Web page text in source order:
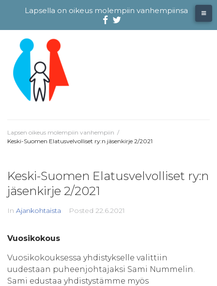
content
Lapsella on oikeus molempiin vanhempiinsa
Facebook
@evliitto
Lapsen oikeus molempiin vanhempiin /
Keski-Suomen Elatusvelvolliset ry:n jäsenkirje 2/2021
Keski-Suomen Elatusvelvolliset ry:n
jäsenkirje 2/2021
In Ajankohtaista Posted 22.6.2021
Vuosikokous
Vuosikokouksessa yhdistykselle valittiin
uudestaan puheenjohtajaksi Sami Nummelin.
Sami edustaa yhdistystämme myös